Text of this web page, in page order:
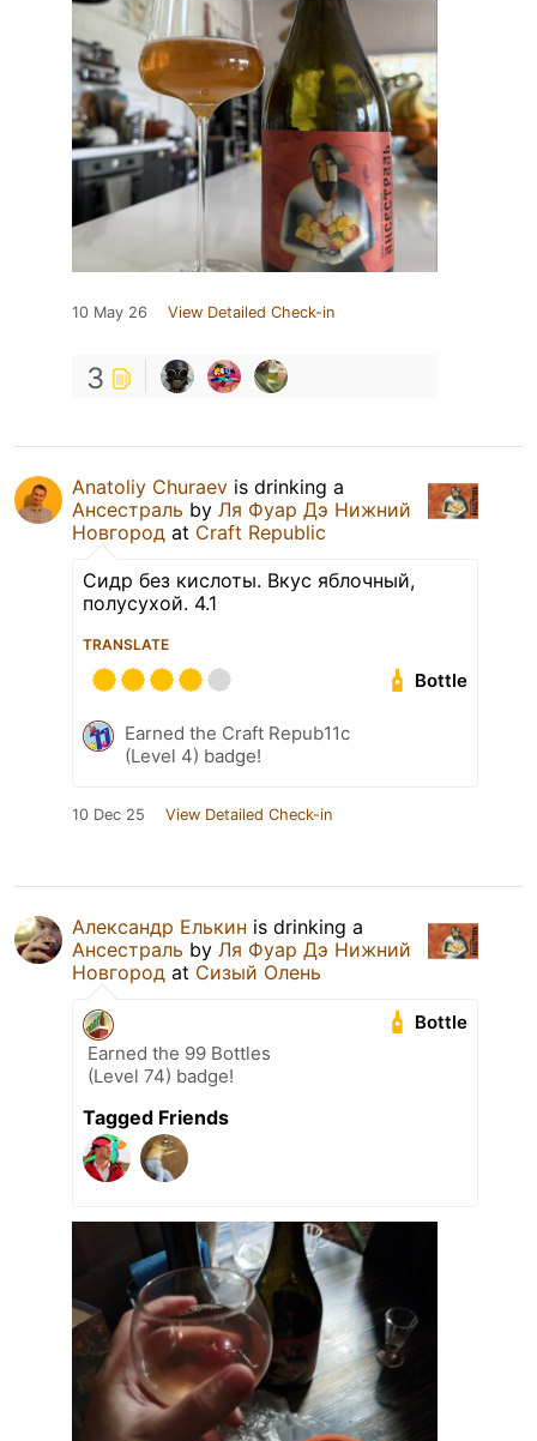
10 May 26 View Detailed Check-in
3
Anatoliy Churaev is drinking a
Ансестраль by Ля Фуар Дэ Нижний
Новгород at Craft Republic
Сидр без кислоты. Вкус яблочный,
полусухой. 4.1
TRANSLATE
Bottle
Earned the Craft Repub11c
(Level 4) badge!
10 Dec 25 View Detailed Check-in
Александр Елькин is drinking a
Ансестраль by Ля Фуар Дэ Нижний
Новгород at Сизый Олень
Bottle
Earned the 99 Bottles
(Level 74) badge!
Tagged Friends